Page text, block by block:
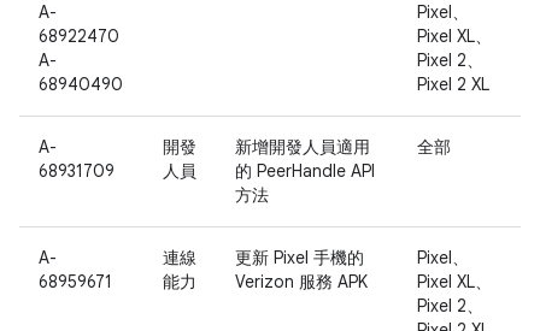
A-
68922470
A-
68940490
Pixel、
Pixel XL、
Pixel 2、
Pixel 2 XL
A-
68931709
開發
人員
新增開發人員適用
的 PeerHandle API
方法
全部
A-
68959671
連線
能力
更新 Pixel 手機的
Verizon 服務 APK
Pixel、
Pixel XL、
Pixel 2、